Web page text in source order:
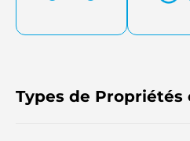
Types de Propriétés